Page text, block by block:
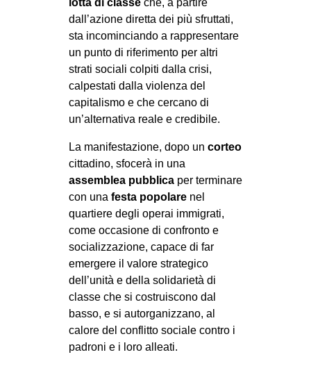
lotta di classe che, a partire
dall’azione diretta dei più sfruttati,
sta incominciando a rappresentare
un punto di riferimento per altri
strati sociali colpiti dalla crisi,
calpestati dalla violenza del
capitalismo e che cercano di
un’alternativa reale e credibile.
La manifestazione, dopo un corteo
cittadino, sfocerà in una
assemblea pubblica per terminare
con una festa popolare nel
quartiere degli operai immigrati,
come occasione di confronto e
socializzazione, capace di far
emergere il valore strategico
dell’unità e della solidarietà di
classe che si costruiscono dal
basso, e si autorganizzano, al
calore del conflitto sociale contro i
padroni e i loro alleati.